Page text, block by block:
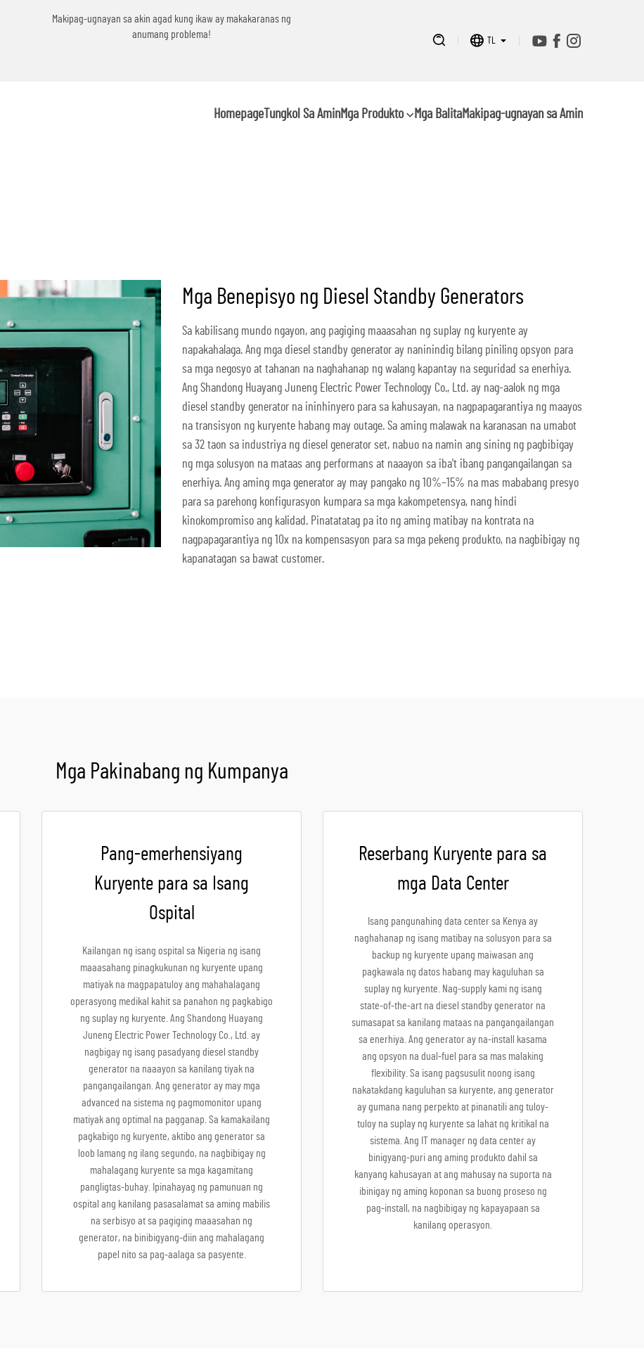
Makipag-ugnayan sa akin agad kung ikaw ay makakaranas ng
anumang problema!
TL
HomepageTungkol Sa AminMga Produkto Mga BalitaMakipag-ugnayan sa Amin
Mga Benepisyo ng Diesel Standby Generators
Sa kabilisang mundo ngayon, ang pagiging maaasahan ng suplay ng kuryente ay
napakahalaga. Ang mga diesel standby generator ay naninindig bilang piniling opsyon para
sa mga negosyo at tahanan na naghahanap ng walang kapantay na seguridad sa enerhiya.
Ang Shandong Huayang Juneng Electric Power Technology Co., Ltd. ay nag-aalok ng mga
diesel standby generator na ininhinyero para sa kahusayan, na nagpapagarantiya ng maayos
na transisyon ng kuryente habang may outage. Sa aming malawak na karanasan na umabot
sa 32 taon sa industriya ng diesel generator set, nabuo na namin ang sining ng pagbibigay
ng mga solusyon na mataas ang performans at naaayon sa iba't ibang pangangailangan sa
enerhiya. Ang aming mga generator ay may pangako ng 10%–15% na mas mababang presyo
para sa parehong konfigurasyon kumpara sa mga kakompetensya, nang hindi
kinokompromiso ang kalidad. Pinatatatag pa ito ng aming matibay na kontrata na
nagpapagarantiya ng 10x na kompensasyon para sa mga pekeng produkto, na nagbibigay ng
kapanatagan sa bawat customer.
Mga Pakinabang ng Kumpanya
Pang-emerhensiyang
Kuryente para sa Isang
Ospital
Kailangan ng isang ospital sa Nigeria ng isang
maaasahang pinagkukunan ng kuryente upang
matiyak na magpapatuloy ang mahahalagang
operasyong medikal kahit sa panahon ng pagkabigo
ng suplay ng kuryente. Ang Shandong Huayang
Juneng Electric Power Technology Co., Ltd. ay
nagbigay ng isang pasadyang diesel standby
generator na naaayon sa kanilang tiyak na
pangangailangan. Ang generator ay may mga
advanced na sistema ng pagmomonitor upang
matiyak ang optimal na pagganap. Sa kamakailang
pagkabigo ng kuryente, aktibo ang generator sa
loob lamang ng ilang segundo, na nagbibigay ng
mahalagang kuryente sa mga kagamitang
pangligtas-buhay. Ipinahayag ng pamunuan ng
ospital ang kanilang pasasalamat sa aming mabilis
na serbisyo at sa pagiging maaasahan ng
generator, na binibigyang-diin ang mahalagang
papel nito sa pag-aalaga sa pasyente.
Reserbang Kuryente para sa
mga Data Center
Isang pangunahing data center sa Kenya ay
naghahanap ng isang matibay na solusyon para sa
backup ng kuryente upang maiwasan ang
pagkawala ng datos habang may kaguluhan sa
suplay ng kuryente. Nag-supply kami ng isang
state-of-the-art na diesel standby generator na
sumasapat sa kanilang mataas na pangangailangan
sa enerhiya. Ang generator ay na-install kasama
ang opsyon na dual-fuel para sa mas malaking
flexibility. Sa isang pagsusulit noong isang
nakatakdang kaguluhan sa kuryente, ang generator
ay gumana nang perpekto at pinanatili ang tuloy-
tuloy na suplay ng kuryente sa lahat ng kritikal na
sistema. Ang IT manager ng data center ay
binigyang-puri ang aming produkto dahil sa
kanyang kahusayan at ang mahusay na suporta na
ibinigay ng aming koponan sa buong proseso ng
pag-install, na nagbibigay ng kapayapaan sa
kanilang operasyon.